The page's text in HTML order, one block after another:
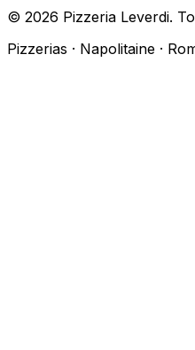
© 2026 Pizzeria Leverdi.
Pizzerias · Napolitaine ·